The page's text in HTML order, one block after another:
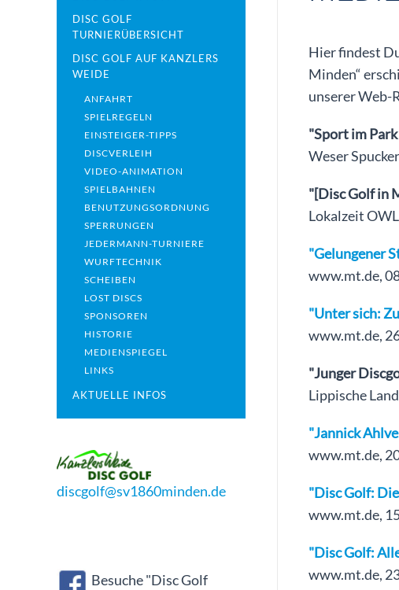
Hier findest
Minden“
unserer Web-
"Sport im
Weser
"[Disc Golf in
Lokalzeit
"Gelungener
www.mt.de,
"Unter sich:
www.mt.de,
"Junger
Lippische
"Jannick
www.mt.de,
"Disc Golf:
www.mt.de,
"Disc Golf:
www.mt.de,
DISC GOLF
TURNIERÜBERSICHT
DISC GOLF AUF KANZLERS
WEIDE
ANFAHRT
SPIELREGELN
EINSTEIGER-TIPPS
DISCVERLEIH
VIDEO-ANIMATION
SPIELBAHNEN
BENUTZUNGSORDNUNG
SPERRUNGEN
JEDERMANN-TURNIERE
WURFTECHNIK
SCHEIBEN
LOST DISCS
SPONSOREN
HISTORIE
MEDIENSPIEGEL
LINKS
AKTUELLE INFOS
discgolf@sv1860minden.de
Besuche "Disc Golf